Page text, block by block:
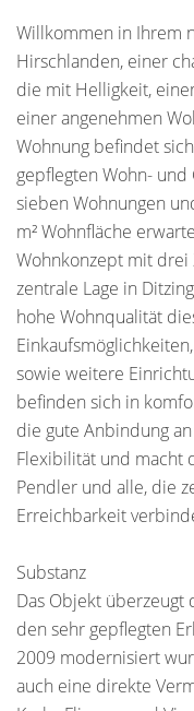
Willkommen in Ihrem
Hirschlanden, einer
die mit Helligkeit,
einer angenehmen
Wohnung befindet
gepflegten Wohn- und
sieben Wohnungen
m² Wohnfläche
Wohnkonzept mit drei
zentrale Lage in
hohe Wohnqualität
sowie weitere
befinden sich in
die gute Anbindung
Flexibilität und macht
Pendler und alle, die
Erreichbarkeit
Substanz
Das Objekt überzeugt
den sehr gepflegten
2009 modernisiert
auch eine direkte